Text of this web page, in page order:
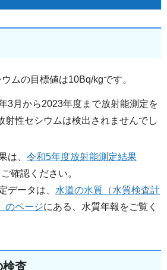
ムの目標値は10Bq/kgです。
3月から2023年度まで放射能測定を
射性セシウムは検出されませんでし
は、 令和5年度放射能測定結果
ご確認ください。
データは、 水道の水質（水質検査計
のページにある、水質年報をご覧く
検査